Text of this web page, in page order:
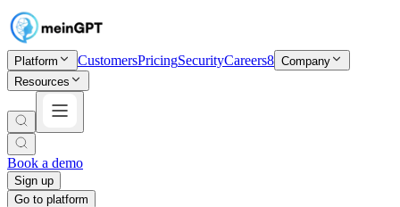
Platform CustomersPricingSecurityCareers8 Company
Resources
Book a demo
Sign up
Go to platform